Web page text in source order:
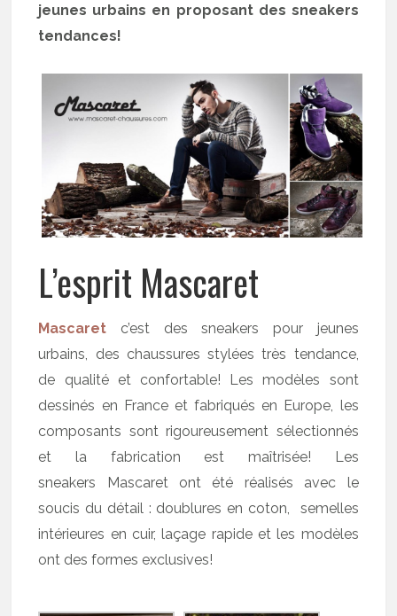
jeunes urbains en proposant des sneakers
tendances!
L’esprit Mascaret
Mascaret c’est des sneakers pour jeunes
urbains, des chaussures stylées très tendance,
de qualité et confortable! Les modèles sont
dessinés en France et fabriqués en Europe, les
composants sont rigoureusement sélectionnés
et la fabrication est maîtrisée! Les
sneakers Mascaret ont été réalisés avec le
soucis du détail : doublures en coton, semelles
intérieures en cuir, laçage rapide et les modèles
ont des formes exclusives!